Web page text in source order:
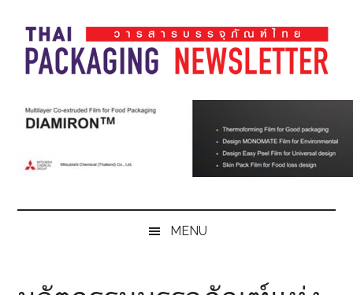
main
content
secondary
menu
primary
sidebar
footer
Thai
Pack
Magazine
Pack
MENU